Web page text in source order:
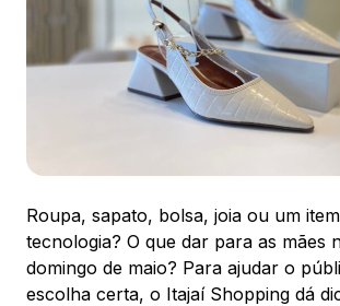
Ver local
Chamar Uber
(47) 3348-4609
Roupa, sapato, bolsa, joia ou um
tecnologia? O que dar para as mães
domingo de maio? Para ajudar o
escolha certa, o Itajaí Shopping dá